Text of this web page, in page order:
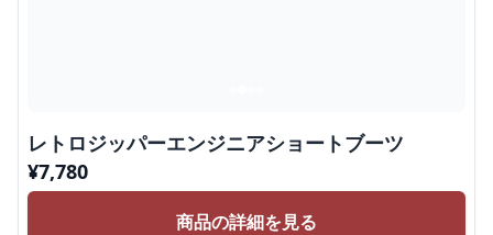
レトロジッパーエンジニアショートブーツ
¥7,780
商品の詳細を見る